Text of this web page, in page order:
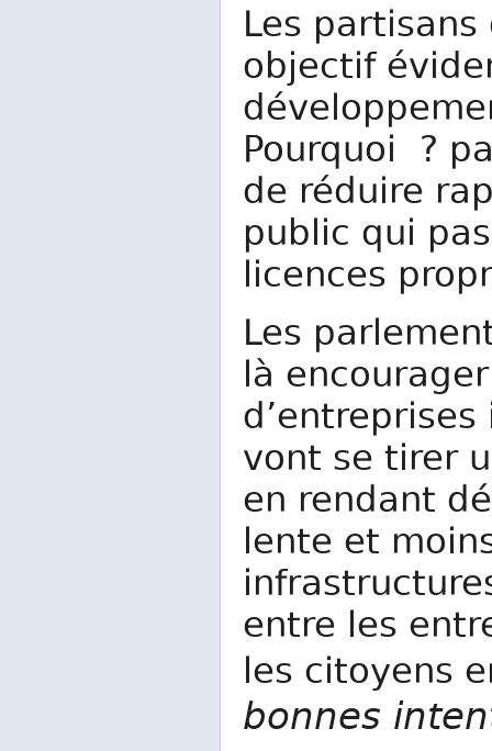
Les
objectif
Pourquoi ?
de réduire
public qui
licences
Les
là
vont se tirer
en rendant
lente et
entre les
les citoyens
bonnes